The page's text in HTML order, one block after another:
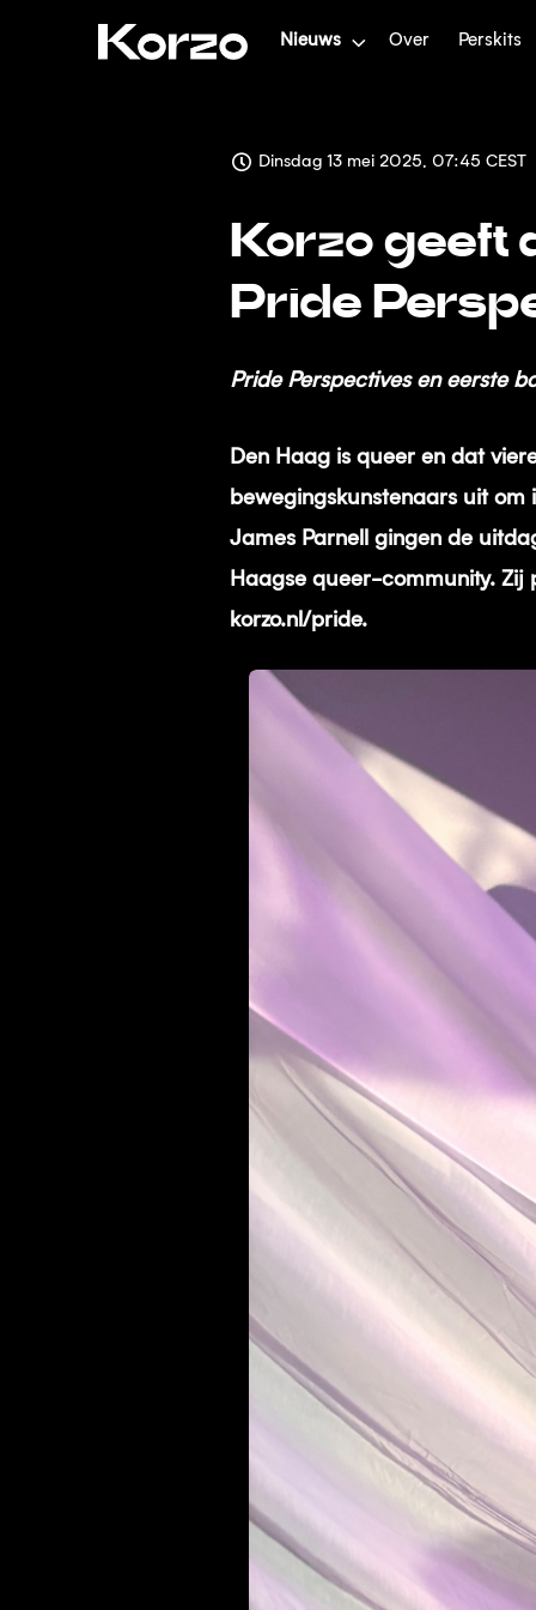
Nieuws Over Perskits
Dinsdag 13 mei 2025, 07:45 CEST
Korzo geeft
Pride
Pride Perspectives en eerste
Den Haag is queer en dat
bewegingskunstenaars uit om
James Parnell gingen de
Haagse queer-community. Zij
korzo.nl/pride.